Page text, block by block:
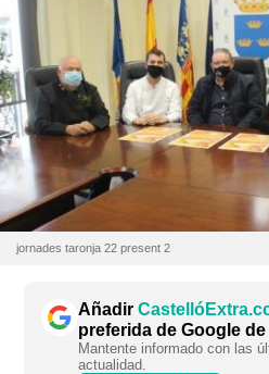
jornades taronja 22 present 2
Añadir
preferida de Google
Mantente informado con las
actualidad.